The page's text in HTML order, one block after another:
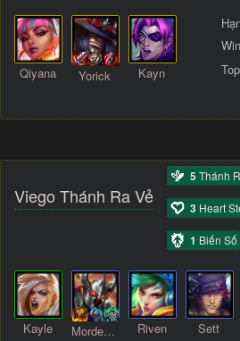
Qiyana Yorick Kayn
Viego Thánh Ra Vẻ
5Thánh
3 Heart
1 Biến Số
Kayle Mordekaiser Riven Sett